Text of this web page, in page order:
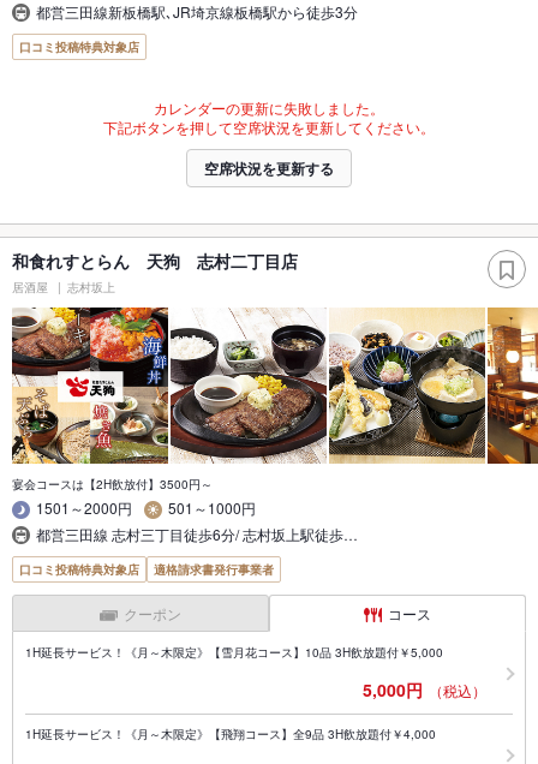
都営三田線新板橋駅､JR埼京線板橋駅から徒歩3分
口コミ投稿特典対象店
カレンダーの更新に失敗しました。
下記ボタンを押して空席状況を更新してください。
空席状況を更新する
和食れすとらん 天狗 志村二丁目店
居酒屋 志村坂上
宴会コースは【2H飲放付】3500円～
1501～2000円
501～1000円
都営三田線 志村三丁目徒歩6分/ 志村坂上駅徒歩…
口コミ投稿特典対象店 適格請求書発行事業者
クーポン コース
1H延長サービス！《月～木限定》【雪月花コース】10品 3H飲放題付￥5,000
5,000円 （税込）
1H延長サービス！《月～木限定》【飛翔コース】全9品 3H飲放題付￥4,000